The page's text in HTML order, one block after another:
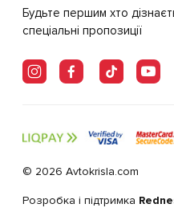
Будьте першим хто
спеціальні пропозиції
© 2026 Avtokrisla.com
Розробка і підтримка